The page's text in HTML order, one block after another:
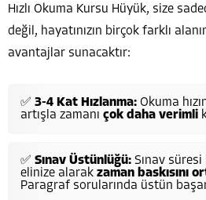
Hızlı Okuma Kursu Hüyük, size
değil, hayatınızın birçok farklı
avantajlar sunacaktır:
✅ 3-4 Kat Hızlanma: Okuma
artışla zamanı çok daha verimli
✅ Sınav Üstünlüğü: Sınav
elinize alarak zaman baskısını
Paragraf sorularında üstün